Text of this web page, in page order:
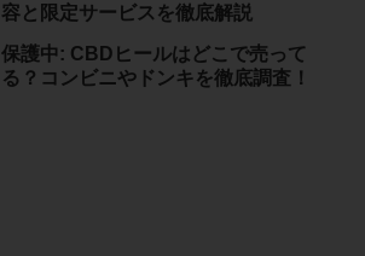
容と限定サービスを徹底解説
保護中: CBDヒールはどこで売って
る？コンビニやドンキを徹底調査！